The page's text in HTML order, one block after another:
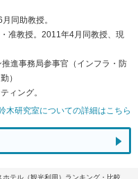
同助教授。
准教授。2011年4月同教授、現
進事務局参事官（インフラ・防
）
ィング。
木研究室についての詳細はこちら
ホテル（観光利用）ランキング・比較